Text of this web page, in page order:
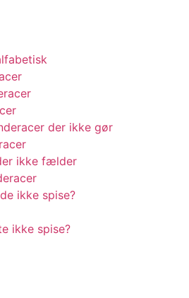
der ikke gør
ikke fælder
ikke spise?
ikke spise?